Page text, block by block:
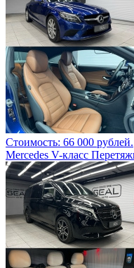
Стоимость: 66 000 рублей.
Mercedes V-класс